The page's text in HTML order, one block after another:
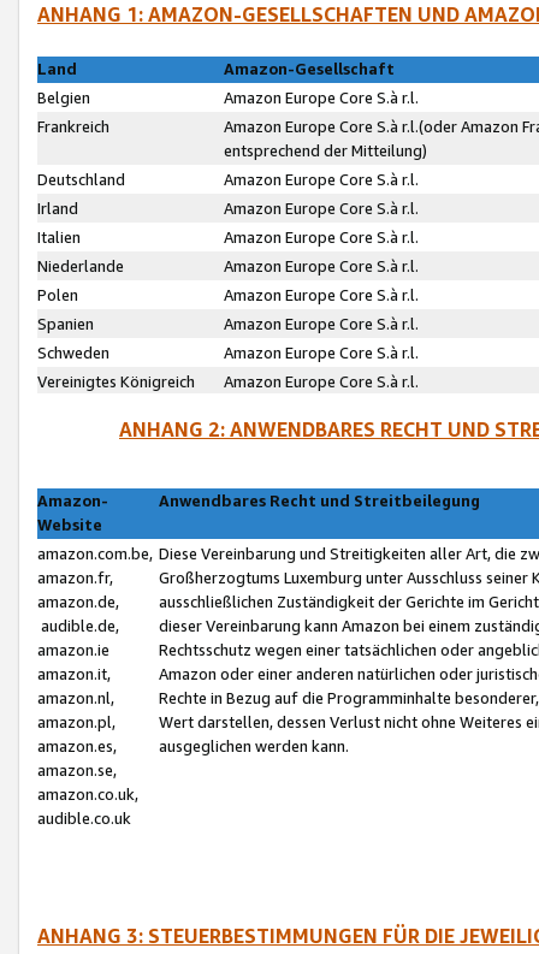
ANHANG 1: AMAZON-GESELLSCHAFTEN UND
Land
Amazon-Gesellschaft
Belgien
Amazon Europe Core S.à r.l.
Frankreich
Amazon Europe Core S.à r.l.(oder Amazon
entsprechend der Mitteilung)
Deutschland
Amazon Europe Core S.à r.l.
Irland
Amazon Europe Core S.à r.l.
Italien
Amazon Europe Core S.à r.l.
Niederlande
Amazon Europe Core S.à r.l.
Polen
Amazon Europe Core S.à r.l.
Spanien
Amazon Europe Core S.à r.l.
Schweden
Amazon Europe Core S.à r.l.
Vereinigtes Königreich
Amazon Europe Core S.à r.l.
ANHANG 2: ANWENDBARES RECHT UND
Amazon-
Website
Anwendbares Recht und Streitbeilegung
amazon.com.be,
amazon.fr,
amazon.de,
audible.de,
amazon.ie
amazon.it,
amazon.nl,
amazon.pl,
amazon.es,
amazon.se,
amazon.co.uk,
audible.co.uk
Diese Vereinbarung und Streitigkeiten aller Art, die
Großherzogtums Luxemburg unter Ausschluss
ausschließlichen Zuständigkeit der Gerichte im
dieser Vereinbarung kann Amazon bei einem
Rechtsschutz wegen einer tatsächlichen oder
Amazon oder einer anderen natürlichen oder
Rechte in Bezug auf die Programminhalte
Wert darstellen, dessen Verlust nicht ohne Weiteres
ausgeglichen werden kann.
ANHANG 3: STEUERBESTIMMUNGEN FÜR DIE